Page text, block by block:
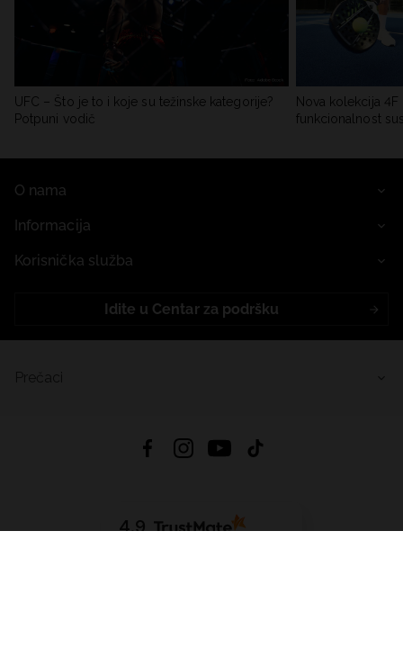
UFC – Što je to i koje su težinske kategorije?
Potpuni vodič
Nova kolekcija
funkcionalnost
O nama
Informacija
Korisnička služba
Idite u Centar za podršku
4.9